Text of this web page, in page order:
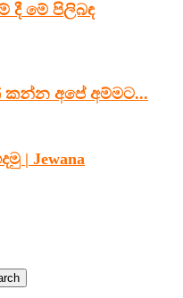
දී මේ පිලිබඳ
කන්න අපේ අම්මට...
| Jewana